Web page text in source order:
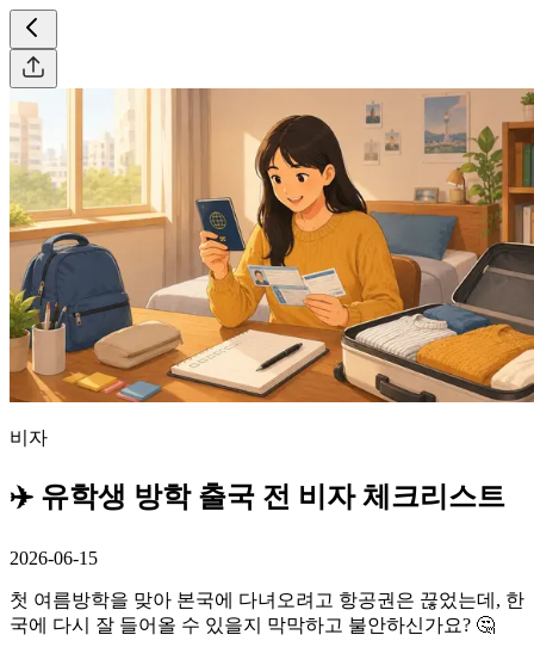
비자
✈️ 유학생 방학 출국 전 비자 체크리스트
2026-06-15
첫 여름방학을 맞아 본국에 다녀오려고 항공권은 끊었는데, 한
국에 다시 잘 들어올 수 있을지 막막하고 불안하신가요? 🤔